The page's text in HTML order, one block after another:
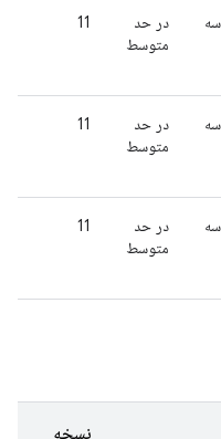
در حد
متوسط
11
در حد
متوسط
11
در حد
متوسط
11
نسخه